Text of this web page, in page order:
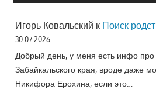
Игорь Ковальский к Поиск
30.07.2026
Добрый день, у меня есть инфо про
Забайкальского края, вроде даже
Никифора Ерохина, если это…